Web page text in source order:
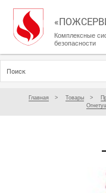
Комплексные
безопасности
Главная Товары